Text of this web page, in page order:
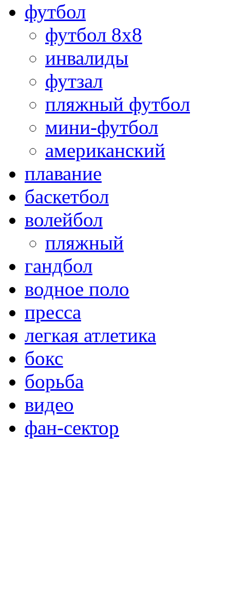
футбол
футбол 8х8
инвалиды
футзал
пляжный футбол
мини-футбол
американский
плавание
баскетбол
волейбол
пляжный
гандбол
водное поло
пресса
легкая атлетика
бокс
борьба
видео
фан-сектор